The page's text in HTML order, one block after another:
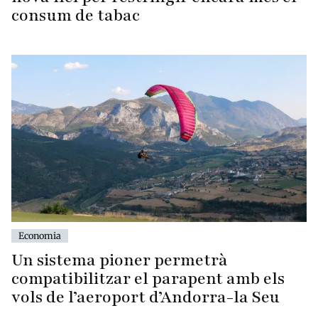
consum de tabac
Economia
Un sistema pioner permetrà
compatibilitzar el parapent amb els
vols de l’aeroport d’Andorra-la Seu